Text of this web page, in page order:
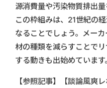
源消費量や汚染物質排出
この枠組みは、21世紀の
なることでしょう。メー
材の種類を減らすことで
する動きも出始めています。
【参照記事】【談論風爽レ